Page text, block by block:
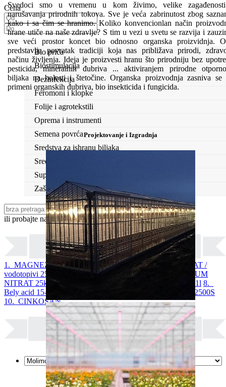
Svedoci smo u vremenu u kom živimo, velike
narušavanja prirodnih tokova. Sve je veća zabrinutost zbog
kako i sa čim se hranimo. Koliko konvencionlan način
hrane utiče na naše zdravlje? S tim u vezi u svetu se razvija i
sve veći prostor koncet bio odnosno organska proizvidnja.
predstavlja povratak tradiciji koja nas približava prirodi,
načinu življenja. Ideja je proizvesti hranu što prirodniju bez
pesticida, mineralnih đubriva ... aktiviranjem prirodne
biljaka na bolesti i štetočine. Organska proizvodnja zasniva se
primeni organskih đubriva, bio insekticida i fungicida.
Projektovanje i Izgradnja
Cena
Bio priča
Biostimulacija
Dezinfekcija
Feromoni i klopke
Folije i agrotekstili
Oprema i instrumenti
Semena povrća
Sredstva za ishranu biljaka
Sredstva za zaštitu biljaka
Supstrati
Zaštita ... u 10 litara
ili probajte naprednu:pretragu
1. MAGNEZIJUM SULFAT 25kg 2. AMONIUM SULFAT /
vodotopivi 25kg
3. KALIJUM SULFAT 25kg
4. KALCIJUM
NITRAT 25kg
5. ARDENDO 6. BIG BEEF 7. Acoustic 1l 8.
Bely acid 15-10-25 + 2MgO+ Me 25kg
9. BUCHAREST 2500S
10. CINKOSAN